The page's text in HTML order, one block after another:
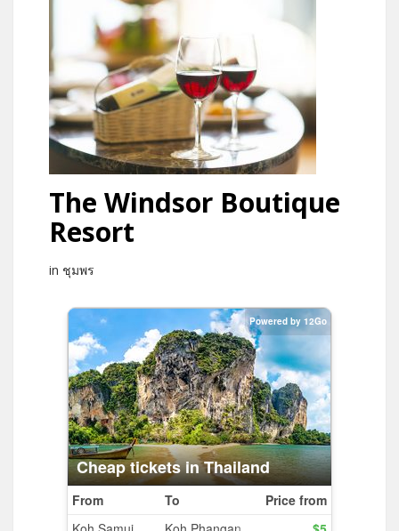
The Windsor Boutique
Resort
in ชุมพร